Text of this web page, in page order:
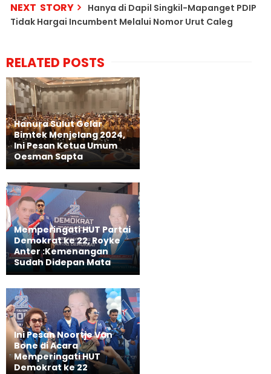
NEXT STORY
Hanya di Dapil Singkil-Mapanget PDIP
Tidak Hargai Incumbent Melalui Nomor Urut Caleg
RELATED POSTS
Hanura Sulut Gelar
Bimtek Menjelang 2024,
Ini Pesan Ketua Umum
Oesman Sapta
Memperingati HUT Partai
Demokrat ke 22, Royke
Anter :Kemenangan
Sudah Didepan Mata
Ini Pesan Noortje Van
Bone di Acara
Memperingati HUT
Demokrat ke 22